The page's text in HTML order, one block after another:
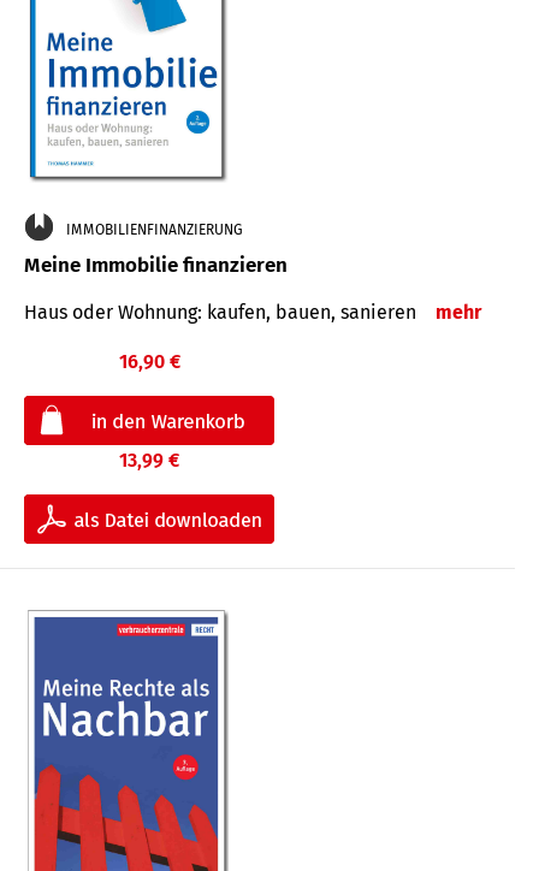
IMMOBILIENFINANZIERUNG
Meine Immobilie finanzieren
Haus oder Wohnung: kaufen, bauen, sanieren mehr
16,90 €
13,99 €